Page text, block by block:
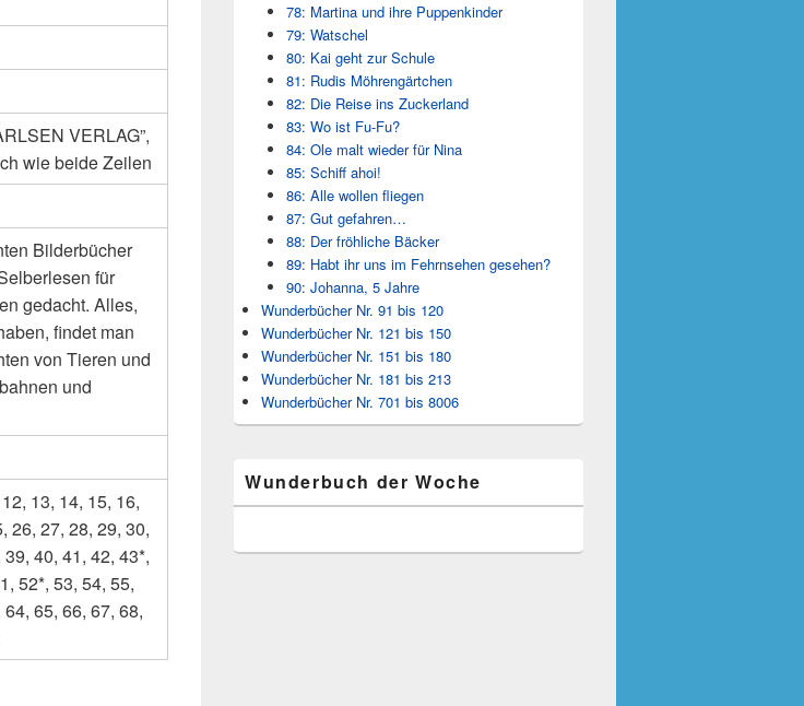
VERLAG”,
wie beide Zeilen
Bilderbücher
für
gedacht. Alles,
findet man
von Tieren und
und
13, 14, 15, 16,
26, 27, 28, 29, 30,
40, 41, 42, 43*,
52*, 53, 54, 55,
65, 66, 67, 68,
78: Martina und ihre Puppenkinder
79: Watschel
80: Kai geht zur Schule
81: Rudis Möhrengärtchen
82: Die Reise ins Zuckerland
83: Wo ist Fu-Fu?
84: Ole malt wieder für Nina
85: Schiff ahoi!
86: Alle wollen fliegen
87: Gut gefahren…
88: Der fröhliche Bäcker
89: Habt ihr uns im Fehrnsehen gesehen?
90: Johanna, 5 Jahre
Wunderbücher Nr. 91 bis 120
Wunderbücher Nr. 121 bis 150
Wunderbücher Nr. 151 bis 180
Wunderbücher Nr. 181 bis 213
Wunderbücher Nr. 701 bis 8006
Wunderbuch der Woche